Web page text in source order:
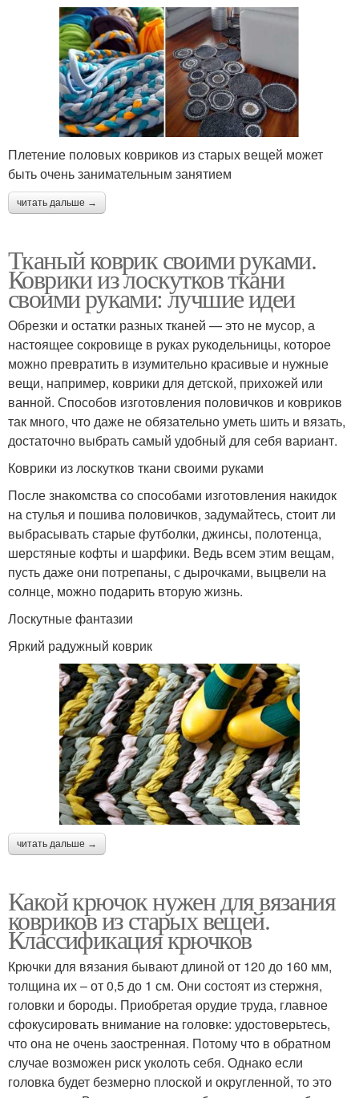
Плетение половых ковриков из старых вещей может
быть очень занимательным занятием
читать дальше →
Тканый коврик своими руками.
Коврики из лоскутков ткани
своими руками: лучшие идеи
Обрезки и остатки разных тканей — это не мусор, а
настоящее сокровище в руках рукодельницы, которое
можно превратить в изумительно красивые и нужные
вещи, например, коврики для детской, прихожей или
ванной. Способов изготовления половичков и ковриков
так много, что даже не обязательно уметь шить и вязать,
достаточно выбрать самый удобный для себя вариант.
Коврики из лоскутков ткани своими руками
После знакомства со способами изготовления накидок
на стулья и пошива половичков, задумайтесь, стоит ли
выбрасывать старые футболки, джинсы, полотенца,
шерстяные кофты и шарфики. Ведь всем этим вещам,
пусть даже они потрепаны, с дырочками, выцвели на
солнце, можно подарить вторую жизнь.
Лоскутные фантазии
Яркий радужный коврик
читать дальше →
Какой крючок нужен для вязания
ковриков из старых вещей.
Классификация крючков
Крючки для вязания бывают длиной от 120 до 160 мм,
толщина их – от 0,5 до 1 см. Они состоят из стержня,
головки и бороды. Приобретая орудие труда, главное
сфокусировать внимание на головке: удостоверьтесь,
что она не очень заостренная. Потому что в обратном
случае возможен риск уколоть себя. Однако если
головка будет безмерно плоской и округленной, то это